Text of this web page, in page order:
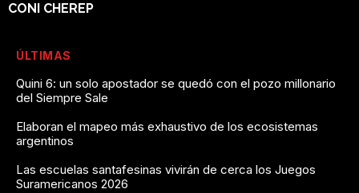
CONI CHEREP
ÚLTIMAS
Quini 6: un solo apostador se quedó con el pozo millonario
del Siempre Sale
Elaboran el mapeo más exhaustivo de los ecosistemas
argentinos
Las escuelas santafesinas vivirán de cerca los Juegos
Suramericanos 2026